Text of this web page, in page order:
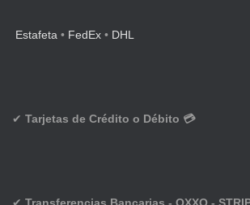
Estafeta • FedEx • DHL
✔ Tarjetas de Crédito o Débito 💳